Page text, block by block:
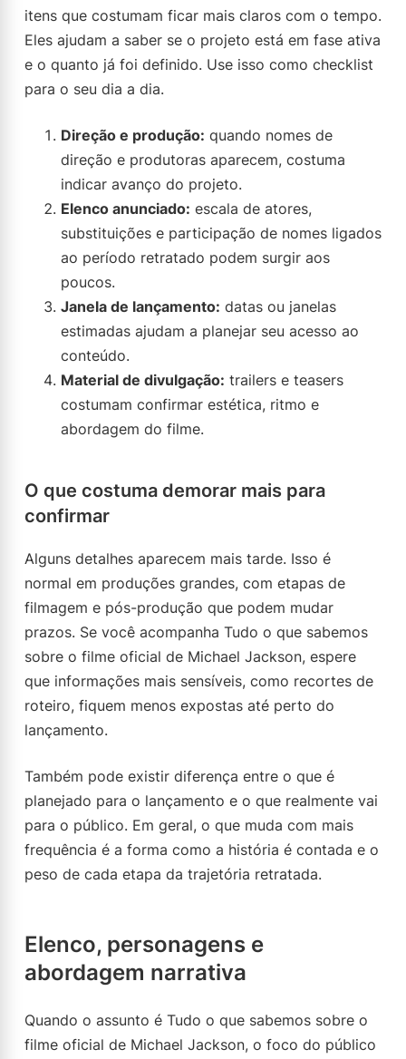
itens que costumam ficar mais claros com o tempo.
Eles ajudam a saber se o projeto está em fase ativa
e o quanto já foi definido. Use isso como checklist
para o seu dia a dia.
Direção e produção: quando nomes de
direção e produtoras aparecem, costuma
indicar avanço do projeto.
Elenco anunciado: escala de atores,
substituições e participação de nomes ligados
ao período retratado podem surgir aos
poucos.
Janela de lançamento: datas ou janelas
estimadas ajudam a planejar seu acesso ao
conteúdo.
Material de divulgação: trailers e teasers
costumam confirmar estética, ritmo e
abordagem do filme.
O que costuma demorar mais para
confirmar
Alguns detalhes aparecem mais tarde. Isso é
normal em produções grandes, com etapas de
filmagem e pós-produção que podem mudar
prazos. Se você acompanha Tudo o que sabemos
sobre o filme oficial de Michael Jackson, espere
que informações mais sensíveis, como recortes de
roteiro, fiquem menos expostas até perto do
lançamento.
Também pode existir diferença entre o que é
planejado para o lançamento e o que realmente vai
para o público. Em geral, o que muda com mais
frequência é a forma como a história é contada e o
peso de cada etapa da trajetória retratada.
Elenco, personagens e
abordagem narrativa
Quando o assunto é Tudo o que sabemos sobre o
filme oficial de Michael Jackson, o foco do público